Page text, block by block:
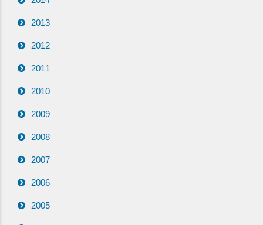
2013
2012
2011
2010
2009
2008
2007
2006
2005